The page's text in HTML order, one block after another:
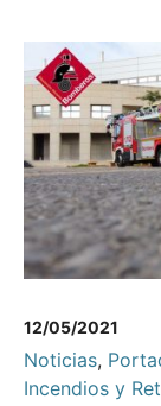
12/05/2021
Noticias,
Incendios y